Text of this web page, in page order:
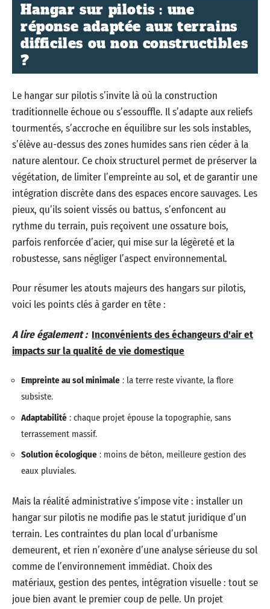
Hangar sur pilotis : une
réponse adaptée aux terrains
difficiles ou non constructibles
?
Le hangar sur pilotis s’invite là où la construction
traditionnelle échoue ou s’essouffle. Il s’adapte aux reliefs
tourmentés, s’accroche en équilibre sur les sols instables,
s’élève au-dessus des zones humides sans rien céder à la
nature alentour. Ce choix structurel permet de préserver la
végétation, de limiter l’empreinte au sol, et de garantir une
intégration discrète dans des espaces encore sauvages. Les
pieux, qu’ils soient vissés ou battus, s’enfoncent au
rythme du terrain, puis reçoivent une ossature bois,
parfois renforcée d’acier, qui mise sur la légèreté et la
robustesse, sans négliger l’aspect environnemental.
Pour résumer les atouts majeurs des hangars sur pilotis,
voici les points clés à garder en tête :
A lire également : Inconvénients des échangeurs d'air et
impacts sur la qualité de vie domestique
Empreinte au sol minimale : la terre reste vivante, la flore
subsiste.
Adaptabilité : chaque projet épouse la topographie, sans
terrassement massif.
Solution écologique : moins de béton, meilleure gestion des
eaux pluviales.
Mais la réalité administrative s’impose vite : installer un
hangar sur pilotis ne modifie pas le statut juridique d’un
terrain. Les contraintes du plan local d’urbanisme
demeurent, et rien n’exonère d’une analyse sérieuse du sol
comme de l’environnement immédiat. Choix des
matériaux, gestion des pentes, intégration visuelle : tout se
joue bien avant le premier coup de pelle. Un projet